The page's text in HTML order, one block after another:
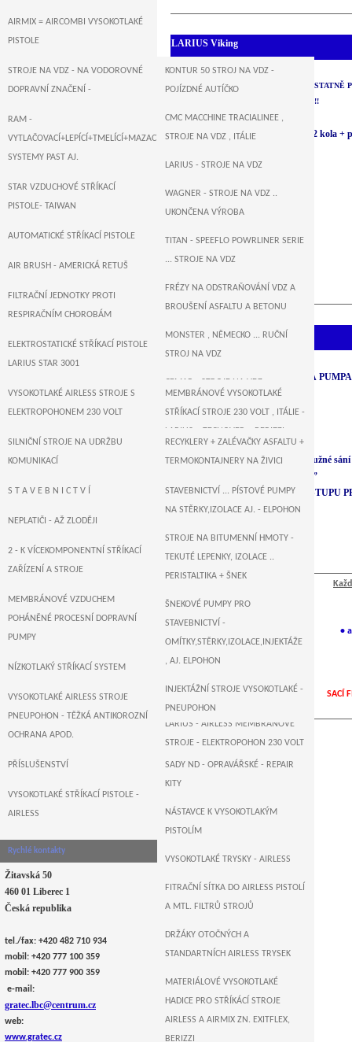
LARIUS Viking
POJÍZDNÁ VERZE
DVĚ MEMBRÁNOVÉ PUMPY SAMOSTATNĚ
– DVOJNÁSOBNÁ PRODUKTIVITA !!!
• Výkon pumpy – 6,0 lt/min
• Provedení : pojízdný podvozek 2 kola
• max. tryska -
• 1 – 2 pistole
LARIUS Giotto
NEJSILNĚJŠÍ MEMBRÁNOVÁ
• Výkon pumpy – 8,0 lt/min
• Max. tlak 230 bar
• Provedení :
pojízdný podvozek 2 kola + pružné sání
• max. tryska - 1 pistole --- 0.031 ”
• MOŽNOST DVOJITÉHO VÝSTUPU
• By-Pass ventil
•
SACÍ
AIRMIX = AIRCOMBI VYSOKOTLAKÉ
PISTOLE
STROJE NA VDZ - NA VODOROVNÉ
DOPRAVNÍ ZNAČENÍ -
KONTUR 50 STROJ NA VDZ -
POJÍZDNÉ AUTÍČKO
CMC MACCHINE TRACIALINEE ,
STROJE NA VDZ , ITÁLIE
LARIUS - STROJE NA VDZ
WAGNER - STROJE NA VDZ ..
UKONČENA VÝROBA
TITAN - SPEEFLO POWRLINER SERIE
... STROJE NA VDZ
FRÉZY NA ODSTRAŇOVÁNÍ VDZ A
BROUŠENÍ ASFALTU A BETONU
MONSTER , NĚMECKO ... RUČNÍ
STROJ NA VDZ
CEMAR - STROJE NA VDZ
RAM -
VYTLAČOVACÍ+LEPÍCÍ+TMELÍCÍ+MAZACÍ+DOPRAVNÍ
SYSTEMY PAST AJ.
STAR VZDUCHOVÉ STŘÍKACÍ
PISTOLE- TAIWAN
AUTOMATICKÉ STŘÍKACÍ PISTOLE
AIR BRUSH - AMERICKÁ RETUŠ
FILTRAČNÍ JEDNOTKY PROTI
RESPIRAČNÍM CHOROBÁM
ELEKTROSTATICKÉ STŘÍKACÍ PISTOLE
LARIUS STAR 3001
VYSOKOTLAKÉ AIRLESS STROJE S
ELEKTROPOHONEM 230 VOLT
MEMBRÁNOVÉ VYSOKOTLAKÉ
STŘÍKACÍ STROJE 230 VOLT , ITÁLIE -
LARIUS + TECNOVER + BERIZZI
T R I T E C H - US AIRLESS STŘÍKACÍ
STROJE 230 VOLT
MEMBRÁNOVÉ VYSOKOTLAKÉ
LARIUS - AIRLESS MEMBRÁNOVÉ
STROJE - ELEKTROPOHON 230 VOLT
SILNIČNÍ STROJE NA UDRŽBU
KOMUNIKACÍ
RECYKLERY + ZALÉVAČKY ASFALTU +
TERMOKONTAJNERY NA ŽIVICI
ZALÉVAČKY - VAŘIČE ASFALTU
S T A V E B N I C T V Í
STAVEBNICTVÍ ... PÍSTOVÉ PUMPY
NA STĚRKY,IZOLACE AJ. - ELPOHON
STROJE NA BITUMENNÍ HMOTY -
TEKUTÉ LEPENKY, IZOLACE ..
PERISTALTIKA + ŠNEK
ŠNEKOVÉ PUMPY PRO
STAVEBNICTVÍ -
OMÍTKY,STĚRKY,IZOLACE,INJEKTÁŽE
, AJ. ELPOHON
INJEKTÁŽNÍ STROJE VYSOKOTLAKÉ -
PNEUPOHON
NEPLATIČI - AŽ ZLODĚJI
2 - K VÍCEKOMPONENTNÍ STŘÍKACÍ
ZAŘÍZENÍ A STROJE
MEMBRÁNOVÉ VZDUCHEM
POHÁNĚNÉ PROCESNÍ DOPRAVNÍ
PUMPY
NÍZKOTLAKÝ STŘÍKACÍ SYSTEM
VYSOKOTLAKÉ AIRLESS STROJE
PNEUPOHON - TĚŽKÁ ANTIKOROZNÍ
OCHRANA APOD.
PŘÍSLUŠENSTVÍ
SADY ND - OPRAVÁŘSKÉ - REPAIR
KITY
NÁSTAVCE K VYSOKOTLAKÝM
PISTOLÍM
VYSOKOTLAKÉ TRYSKY - AIRLESS
FITRAČNÍ SÍTKA DO AIRLESS PISTOLÍ
A MTL. FILTRŮ STROJŮ
DRŽÁKY OTOČNÝCH A
STANDARTNÍCH AIRLESS TRYSEK
MATERIÁLOVÉ VYSOKOTLAKÉ
HADICE PRO STŘÍKÁCÍ STROJE
AIRLESS A AIRMIX ZN. EXITFLEX,
BERIZZI
VYSOKOTLAKÉ STŘÍKACÍ PISTOLE -
AIRLESS
Rychlé kontakty
Žitavská 50
460 01 Liberec 1
Česká republika
tel./fax: +420 482 710 934
mobil: +420 777 100 359
mobil: +420 777 900 359
e-mail:
gratec.lbc@centrum.cz
web:
www.gratec.cz